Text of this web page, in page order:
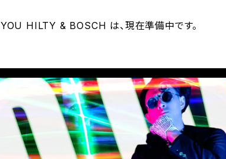
YOU HILTY & BOSCH は、現在準備中です。